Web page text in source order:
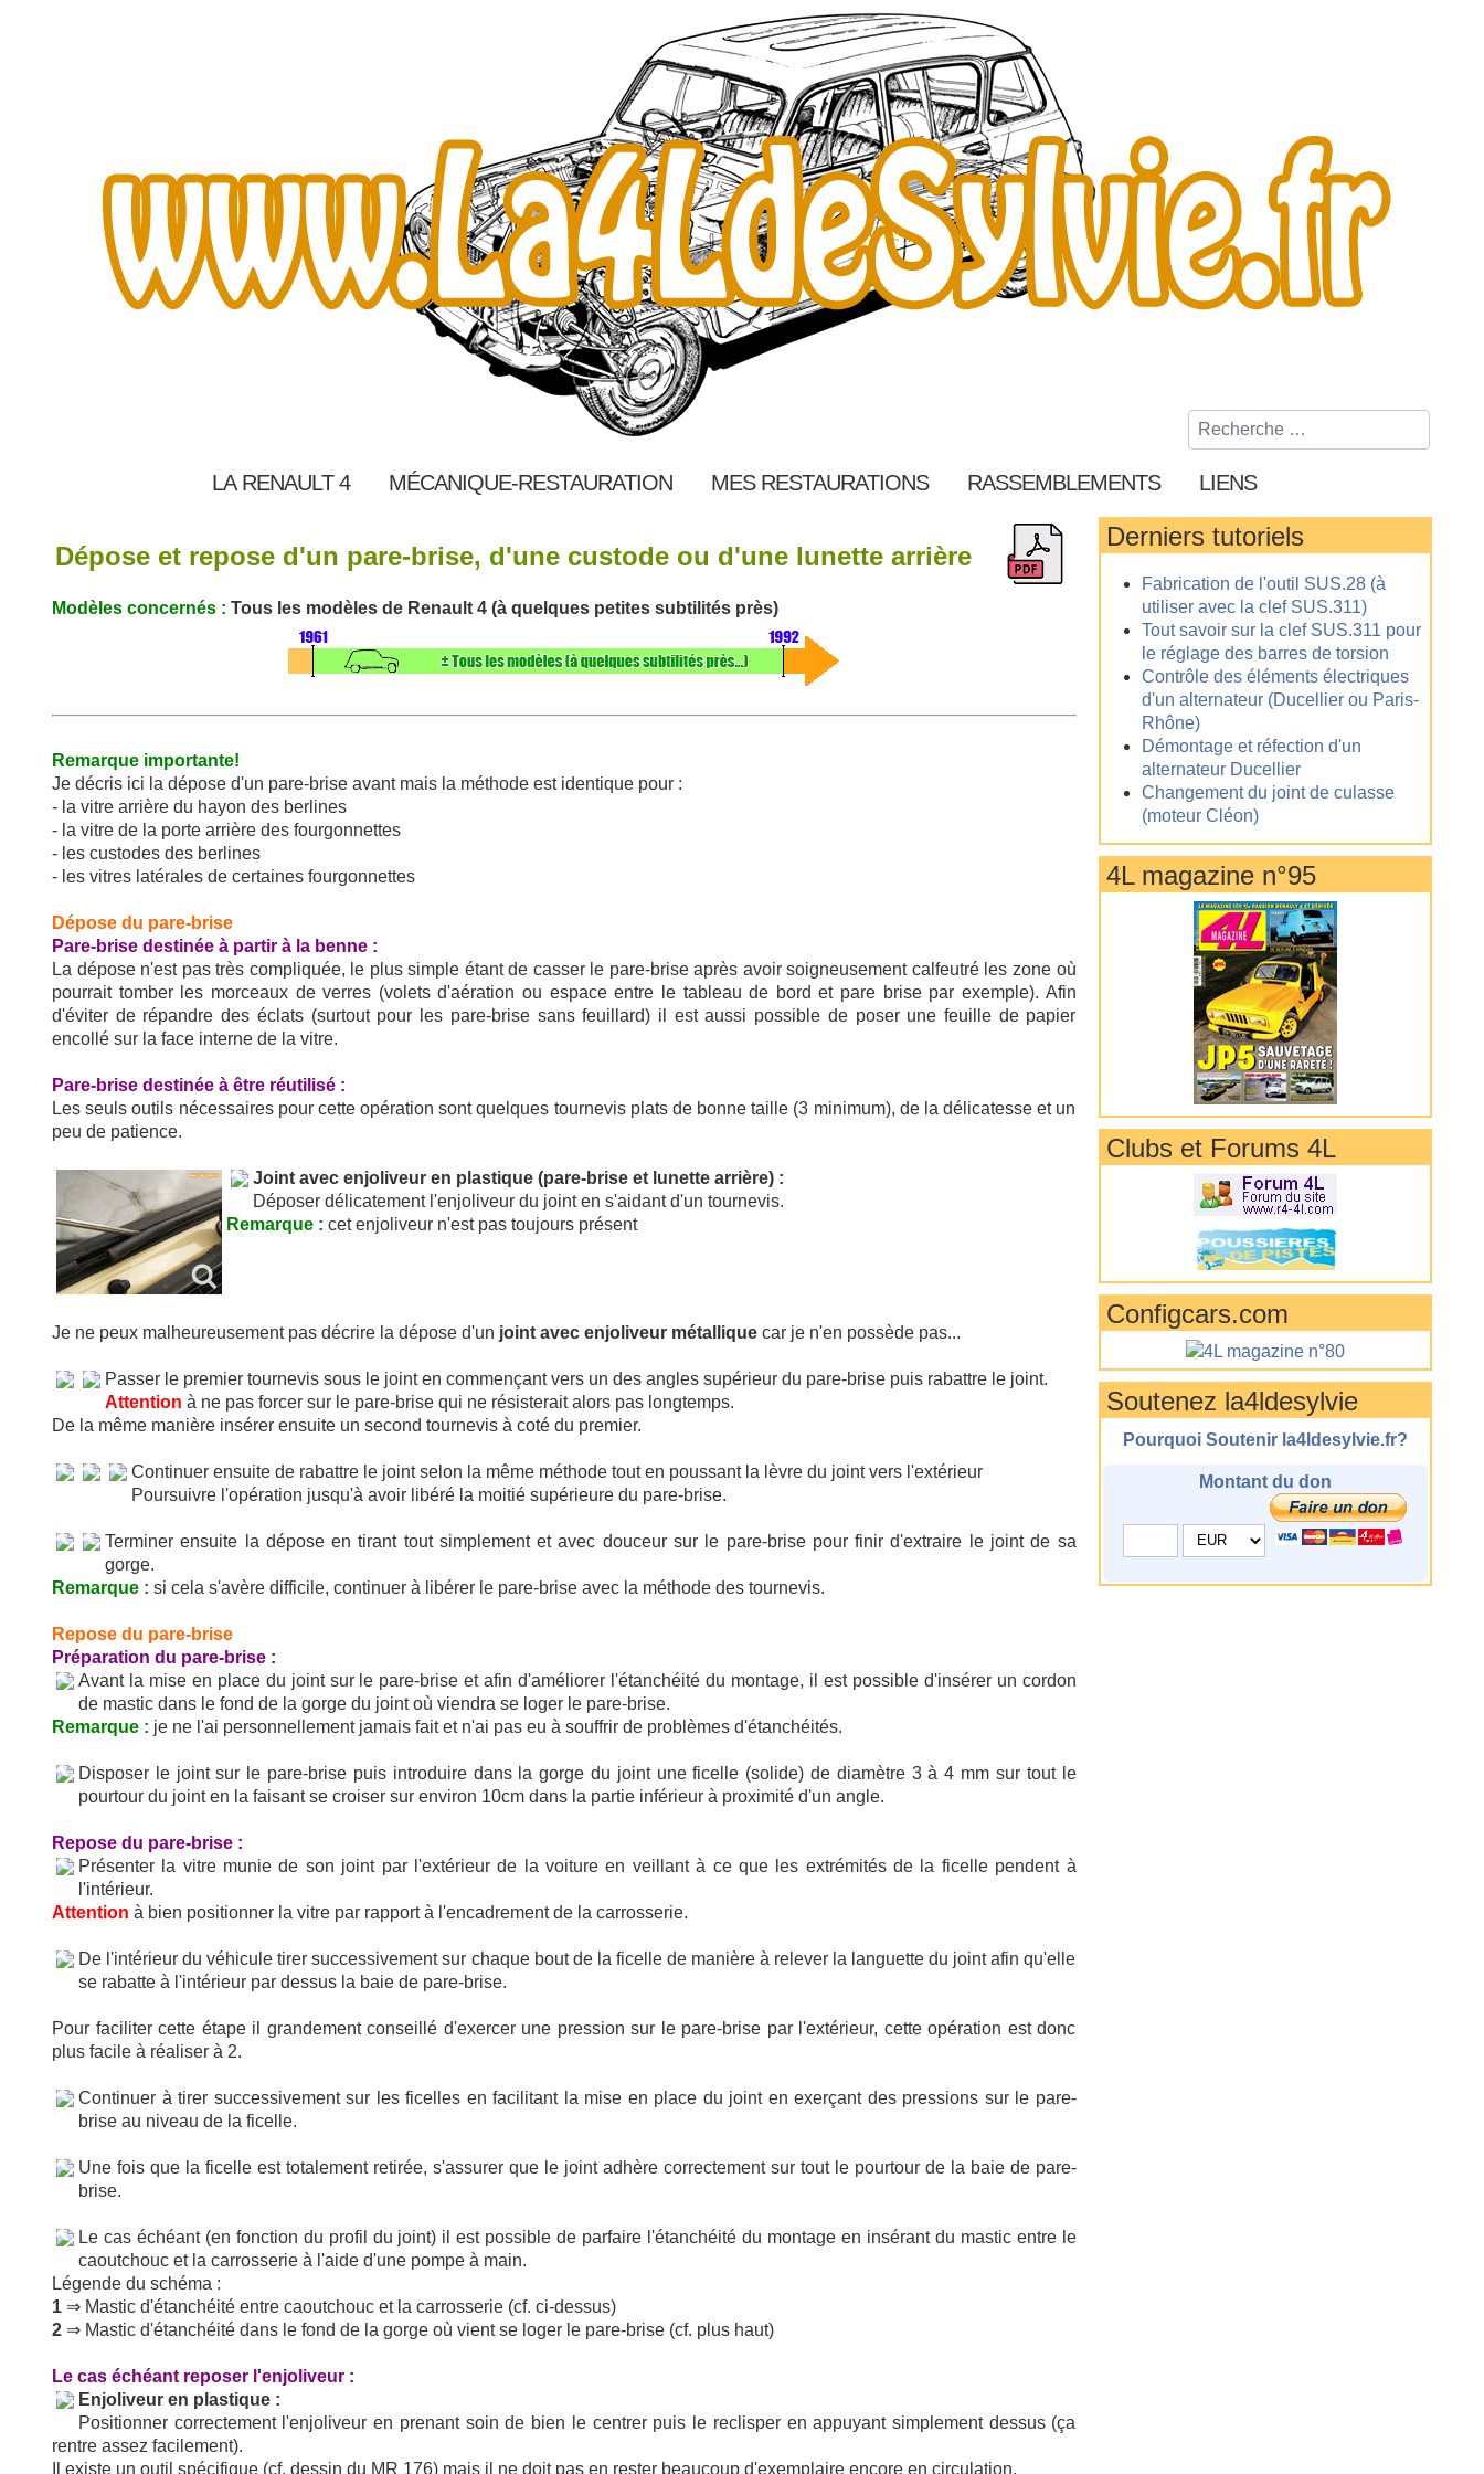
Rechercher
LA RENAULT 4 MÉCANIQUE-RESTAURATION MES RESTAURATIONS RASSEMBLEMENTS LIENS
Dépose et repose d'un pare-brise, d'une custode ou d'une lunette arrière
Modèles concernés : Tous les modèles de Renault 4 (à quelques petites subtilités près)
Remarque importante!
Je décris ici la dépose d'un pare-brise avant mais la méthode est identique pour :
- la vitre arrière du hayon des berlines
- la vitre de la porte arrière des fourgonnettes
- les custodes des berlines
- les vitres latérales de certaines fourgonnettes
Dépose du pare-brise
Pare-brise destinée à partir à la benne :
La dépose n'est pas très compliquée, le plus simple étant de casser le pare-brise après avoir soigneusement calfeutré les zone où
pourrait tomber les morceaux de verres (volets d'aération ou espace entre le tableau de bord et pare brise par exemple). Afin
d'éviter de répandre des éclats (surtout pour les pare-brise sans feuillard) il est aussi possible de poser une feuille de papier
encollé sur la face interne de la vitre.
Pare-brise destinée à être réutilisé :
Les seuls outils nécessaires pour cette opération sont quelques tournevis plats de bonne taille (3 minimum), de la délicatesse et un
peu de patience.
Joint avec enjoliveur en plastique (pare-brise et lunette arrière) :
Déposer délicatement l'enjoliveur du joint en s'aidant d'un tournevis.
Remarque : cet enjoliveur n'est pas toujours présent
Je ne peux malheureusement pas décrire la dépose d'un joint avec enjoliveur métallique car je n'en possède pas...
Passer le premier tournevis sous le joint en commençant vers un des angles supérieur du pare-brise puis rabattre le joint.
Attention à ne pas forcer sur le pare-brise qui ne résisterait alors pas longtemps.
De la même manière insérer ensuite un second tournevis à coté du premier.
Continuer ensuite de rabattre le joint selon la même méthode tout en poussant la lèvre du joint vers l'extérieur
Poursuivre l'opération jusqu'à avoir libéré la moitié supérieure du pare-brise.
Terminer ensuite la dépose en tirant tout simplement et avec douceur sur le pare-brise pour finir d'extraire le joint de sa
gorge.
Remarque : si cela s'avère difficile, continuer à libérer le pare-brise avec la méthode des tournevis.
Repose du pare-brise
Préparation du pare-brise :
Avant la mise en place du joint sur le pare-brise et afin d'améliorer l'étanchéité du montage, il est possible d'insérer un cordon
de mastic dans le fond de la gorge du joint où viendra se loger le pare-brise.
Remarque : je ne l'ai personnellement jamais fait et n'ai pas eu à souffrir de problèmes d'étanchéités.
Disposer le joint sur le pare-brise puis introduire dans la gorge du joint une ficelle (solide) de diamètre 3 à 4 mm sur tout le
pourtour du joint en la faisant se croiser sur environ 10cm dans la partie inférieur à proximité d'un angle.
Repose du pare-brise :
Présenter la vitre munie de son joint par l'extérieur de la voiture en veillant à ce que les extrémités de la ficelle pendent à
l'intérieur.
Attention à bien positionner la vitre par rapport à l'encadrement de la carrosserie.
De l'intérieur du véhicule tirer successivement sur chaque bout de la ficelle de manière à relever la languette du joint afin qu'elle
se rabatte à l'intérieur par dessus la baie de pare-brise.
Pour faciliter cette étape il grandement conseillé d'exercer une pression sur le pare-brise par l'extérieur, cette opération est donc
plus facile à réaliser à 2.
Continuer à tirer successivement sur les ficelles en facilitant la mise en place du joint en exerçant des pressions sur le pare-
brise au niveau de la ficelle.
Une fois que la ficelle est totalement retirée, s'assurer que le joint adhère correctement sur tout le pourtour de la baie de pare-
brise.
Le cas échéant (en fonction du profil du joint) il est possible de parfaire l'étanchéité du montage en insérant du mastic entre le
caoutchouc et la carrosserie à l'aide d'une pompe à main.
Légende du schéma :
1 ⇒ Mastic d'étanchéité entre caoutchouc et la carrosserie (cf. ci-dessus)
2 ⇒ Mastic d'étanchéité dans le fond de la gorge où vient se loger le pare-brise (cf. plus haut)
Le cas échéant reposer l'enjoliveur :
Enjoliveur en plastique :
Positionner correctement l'enjoliveur en prenant soin de bien le centrer puis le reclisper en appuyant simplement dessus (ça
rentre assez facilement).
Il existe un outil spécifique (cf. dessin du MR 176) mais il ne doit pas en rester beaucoup d'exemplaire encore en circulation.
Derniers tutoriels
Fabrication de l'outil SUS.28 (à
utiliser avec la clef SUS.311)
Tout savoir sur la clef SUS.311 pour
le réglage des barres de torsion
Contrôle des éléments électriques
d'un alternateur (Ducellier ou Paris-
Rhône)
Démontage et réfection d'un
alternateur Ducellier
Changement du joint de culasse
(moteur Cléon)
4L magazine n°95
Clubs et Forums 4L
Configcars.com
Soutenez la4ldesylvie
Pourquoi Soutenir la4ldesylvie.fr?
Montant du don